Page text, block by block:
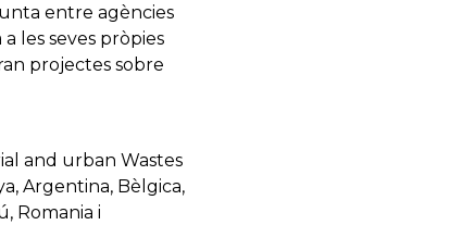
entre agències
les seves pròpies
projectes sobre
and urban Wastes
Argentina, Bèlgica,
Romania i